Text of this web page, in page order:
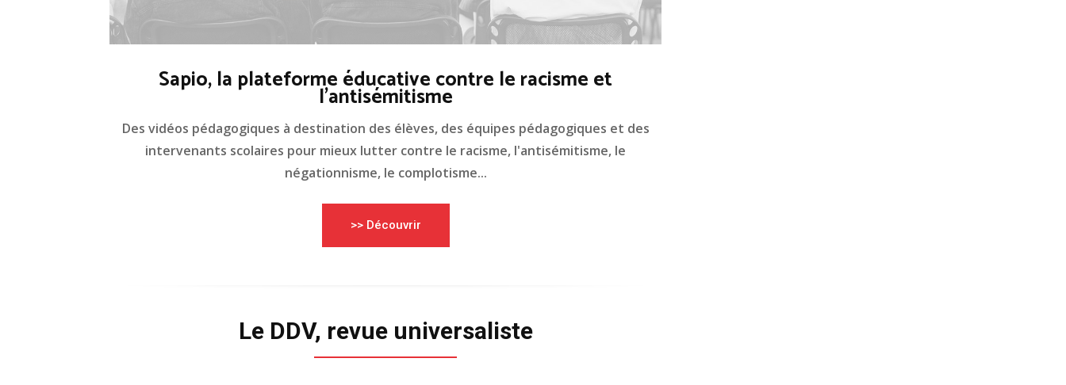
Sapio, la plateforme éducative contre le racisme et
l'antisémitisme
Des vidéos pédagogiques à destination des élèves, des équipes pédagogiques et des
intervenants scolaires pour mieux lutter contre le racisme, l'antisémitisme, le
négationnisme, le complotisme...
>> Découvrir
Le DDV, revue universaliste